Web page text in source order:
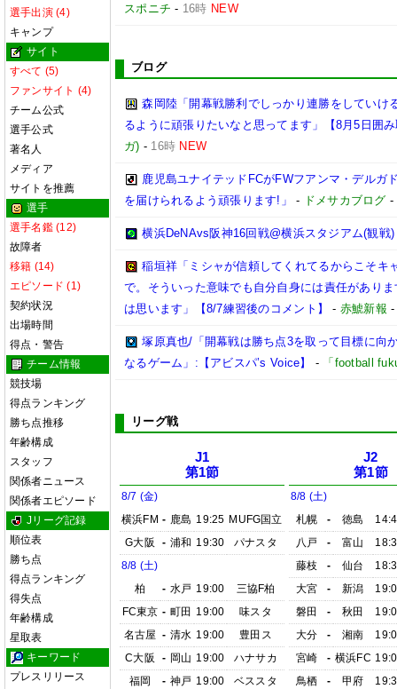
選手出演 (4)
キャンプ
サイト
すべて (5)
ファンサイト (4)
チーム公式
選手公式
著名人
メディア
サイトを推薦
選手
選手名鑑 (12)
故障者
移籍 (14)
エピソード (1)
契約状況
出場時間
得点・警告
チーム情報
競技場
得点ランキング
勝ち点推移
年齢構成
スタッフ
関係者ニュース
関係者エピソード
Jリーグ記録
順位表
勝ち点
得点ランキング
得失点
年齢構成
星取表
キーワード
プレスリリース
スポニチ - 16時 NEW
ブログ
森岡陸「開幕戦勝利でしっかり連勝をしていけ
るように頑張りたいなと思ってます」【8月5日囲
ガ) - 16時 NEW
鹿児島ユナイテッドFCがFWフアンマ・デルガ
を届けられるよう頑張ります!」
- ドメサカブログ -
横浜DeNAvs阪神16回戦@横浜スタジアム(観戦)
稲垣祥「ミシャが信頼してくれてるからこそキ
で。そういった意味でも自分自身には責任があり
は思います」【8/7練習後のコメント】
- 赤鯱新報
塚原真也/「開幕戦は勝ち点3を取って目標に向
なるゲーム」:【アビスパ’s Voice】
- 「football
リーグ戦
J1
第1節
8/7 (金)
横浜FM - 鹿島 19:25 MUFG国立
G大阪
- 浦和 19:30
パナスタ
8/8 (土)
柏
- 水戸 19:00
三協F柏
FC東京 - 町田 19:00
味スタ
名古屋 - 清水 19:00
豊田ス
C大阪
- 岡山 19:00
ハナサカ
福岡
- 神戸 19:00
ベススタ
J2
第1節
8/8 (土)
札幌
- 徳島
八戸
- 富山
藤枝
- 仙台
大宮
- 新潟
磐田
- 秋田
大分
- 湘南
宮崎
- 横浜FC
鳥栖
- 甲府